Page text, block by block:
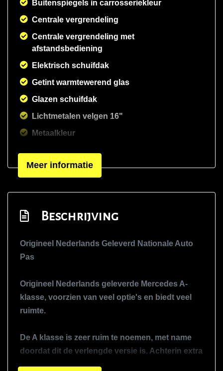
Buitenspiegels in carrosseriekleur
Centrale vergrendeling
Centrale vergrendeling met
afstandsbediening
Elektrisch schuifdak
Getint warmtewerend glas
Glazen schuifdak
Lichtmetalen velgen 16"
Metaalkleur
Open dak
Schuifdak
Achterbank in delen neerklapbaar
Airco
Meer informatie
Beschrijving
Origineel Nederlands Geleverd Nationale Auto
Pas
Origineel Nederlands geleverde Mercedes A-
klasse, voorzien van veel optie's en biedt veel
ruimte.
De A klasse is zeer ruim te noemen, met name
doordat dit de verlengde versie is. Achterin extra